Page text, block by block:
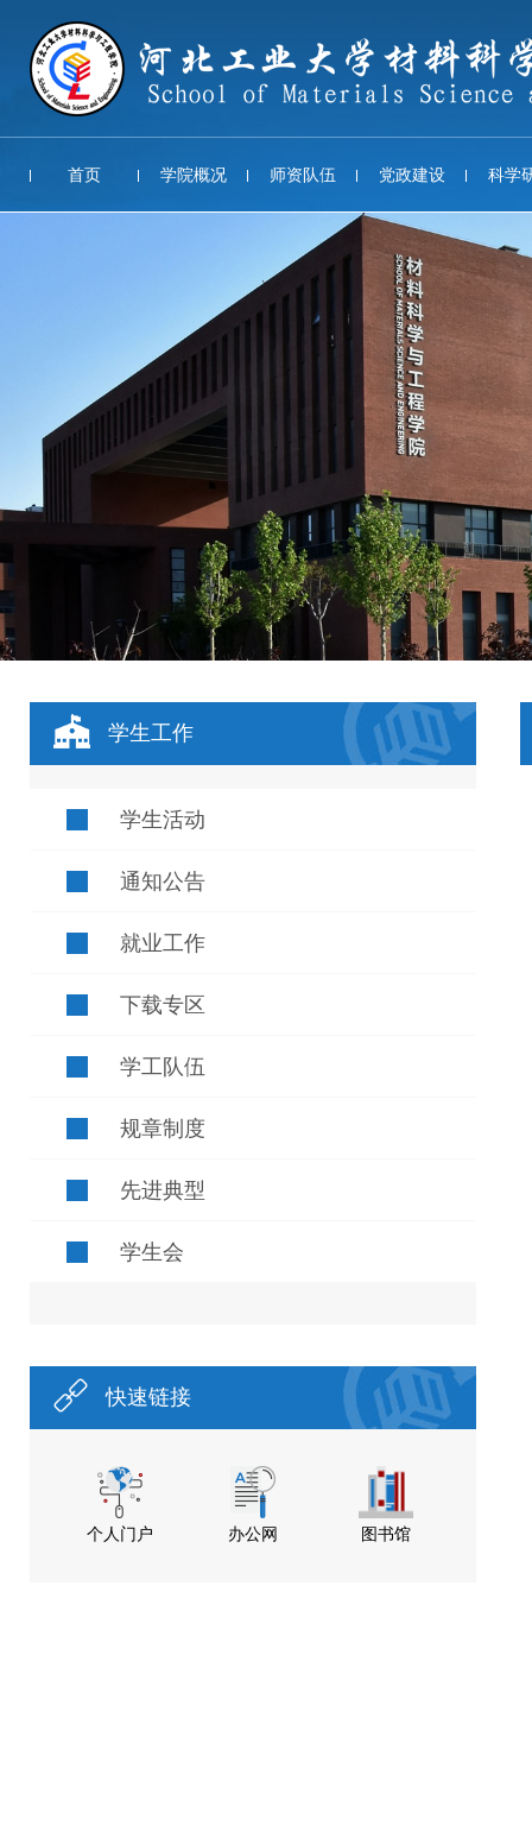
首页 学院概况 师资队伍 党政建设 科学
学生工作
学生活动
通知公告
就业工作
下载专区
学工队伍
规章制度
先进典型
学生会
快速链接
个人门户 办公网 图书馆